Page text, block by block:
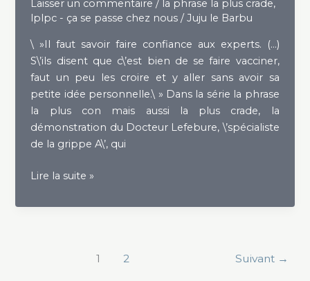
Laisser un commentaire / la phrase la plus crade,
lplpc - ça se passe chez nous /Juju le Barbu
\ »Il faut savoir faire confiance aux experts. (…)
S\’ils disent que c\’est bien de se faire vacciner,
faut un peu les croire et y aller sans avoir sa
petite idée personnelle.\ » Dans la série la phrase
la plus con mais aussi la plus crade, la
démonstration du Docteur Lefebure, \’spécialiste
de la grippe A\’, qui
L\’utilité
vaccin
Lire la suite »
1 2 Suivant →